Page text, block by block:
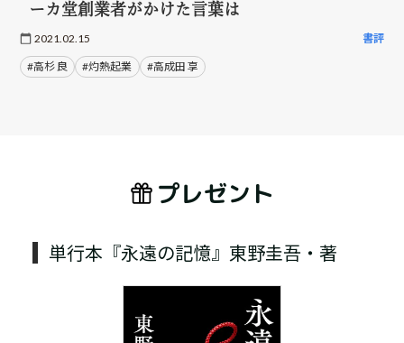
ーカ堂創業者がかけた言葉は
2021.02.15 書評
#高杉 良 #灼熱起業 #高成田 享
プレゼント
単行本『永遠の記憶』東野圭吾・著